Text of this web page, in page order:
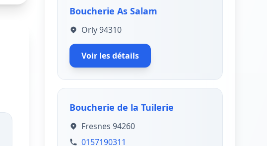
Boucherie As Salam
Orly 94310
Voir les détails
Boucherie de la Tuilerie
Fresnes 94260
0157190311